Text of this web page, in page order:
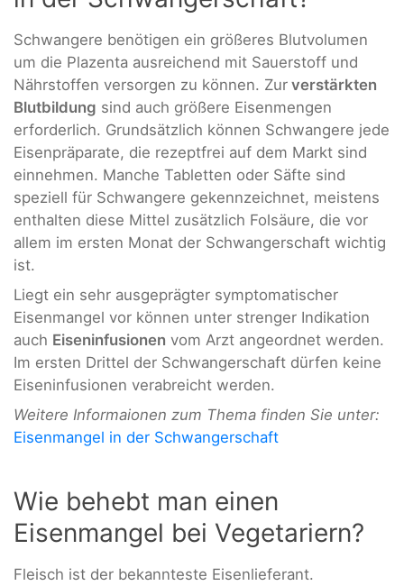
Schwangere benötigen ein größeres Blutvolumen
um die Plazenta ausreichend mit Sauerstoff und
Nährstoffen versorgen zu können. Zur verstärkten
Blutbildung sind auch größere Eisenmengen
erforderlich. Grundsätzlich können Schwangere jede
Eisenpräparate, die rezeptfrei auf dem Markt sind
einnehmen. Manche Tabletten oder Säfte sind
speziell für Schwangere gekennzeichnet, meistens
enthalten diese Mittel zusätzlich Folsäure, die vor
allem im ersten Monat der Schwangerschaft wichtig
ist.
Liegt ein sehr ausgeprägter symptomatischer
Eisenmangel vor können unter strenger Indikation
auch Eiseninfusionen vom Arzt angeordnet werden.
Im ersten Drittel der Schwangerschaft dürfen keine
Eiseninfusionen verabreicht werden.
Weitere Informaionen zum Thema finden Sie unter:
Eisenmangel in der Schwangerschaft
Wie behebt man einen
Eisenmangel bei Vegetariern?
Fleisch ist der bekannteste Eisenlieferant.